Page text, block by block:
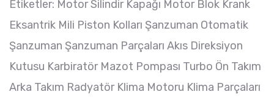
Etiketler: Motor Silindir Kapağı Motor Blok Krank
Eksantrik Mili Piston Kolları Şanzuman Otomatik
Şanzuman Şanzuman Parçaları Akıs Direksiyon
Kutusu Karbiratör Mazot Pompası Turbo Ön Takım
Arka Takım Radyatör Klima Motoru Klima Parçaları